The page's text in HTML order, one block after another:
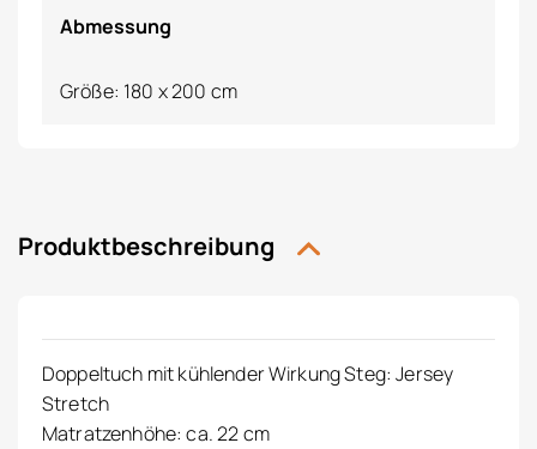
Abmessung
Größe: 180 x 200 cm
Produktbeschreibung
Doppeltuch mit kühlender Wirkung Steg: Jersey
Stretch
Matratzenhöhe: ca. 22 cm